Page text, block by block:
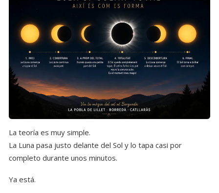
La teoría es muy simple.
La Luna pasa justo delante del Sol y lo tapa casi por
completo durante unos minutos.
Ya está.